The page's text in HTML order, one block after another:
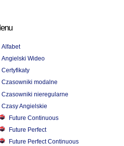
Alfabet
Angielski Wideo
Certyfikaty
Czasowniki modalne
Czasowniki nieregularne
Czasy Angielskie
Future Continuous
Future Perfect
Future Perfect Continuous